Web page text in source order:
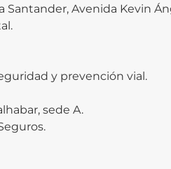
Santander, Avenida Kevin
y prevención vial.
sede A.